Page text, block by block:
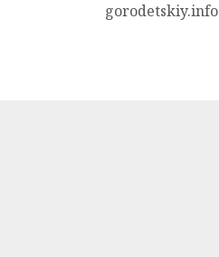
gorodetskiy.info